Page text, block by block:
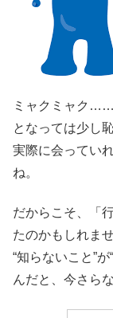
ミャクミャク……
となっては少し
実際に会ってい
ね。
だからこそ、「
たのかもしれませ
“知らないこと”
んだと、今さら